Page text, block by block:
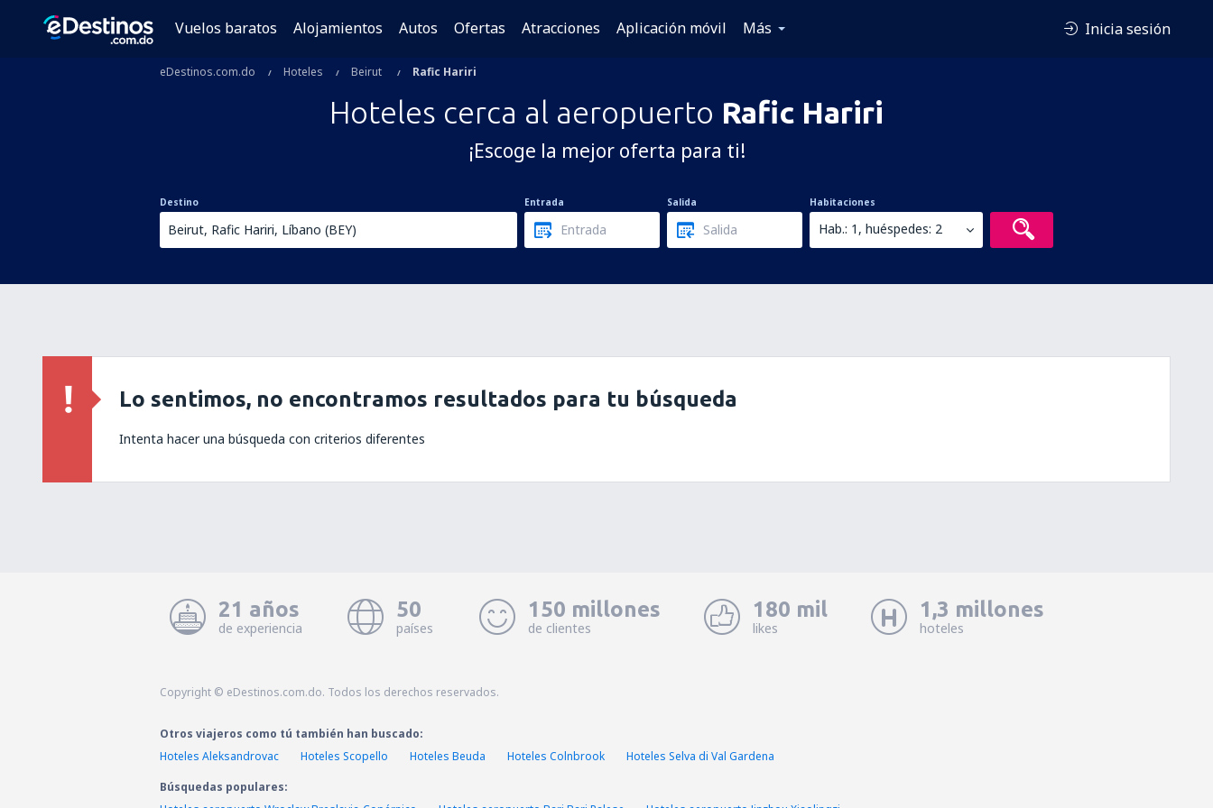
Vuelos baratos Alojamientos Autos Ofertas Atracciones Aplicación móvil Más Inicia sesión
eDestinos.com.do Hoteles Beirut Rafic Hariri
Hoteles cerca al aeropuerto Rafic Hariri
¡Escoge la mejor oferta para ti!
Destino Entrada Salida Habitaciones
Hab.: 1, huéspedes: 2
Lo sentimos, no encontramos resultados para tu búsqueda
Intenta hacer una búsqueda con criterios diferentes
21 años
de experiencia
50
países
150 millones
de clientes
180 mil
likes
1,3 millones
hoteles
Copyright © eDestinos.com.do. Todos los derechos reservados.
Otros viajeros como tú también han buscado:
Hoteles Aleksandrovac
Hoteles Scopello Hoteles Beuda Hoteles Colnbrook
Hoteles Selva di Val Gardena
Búsquedas populares: